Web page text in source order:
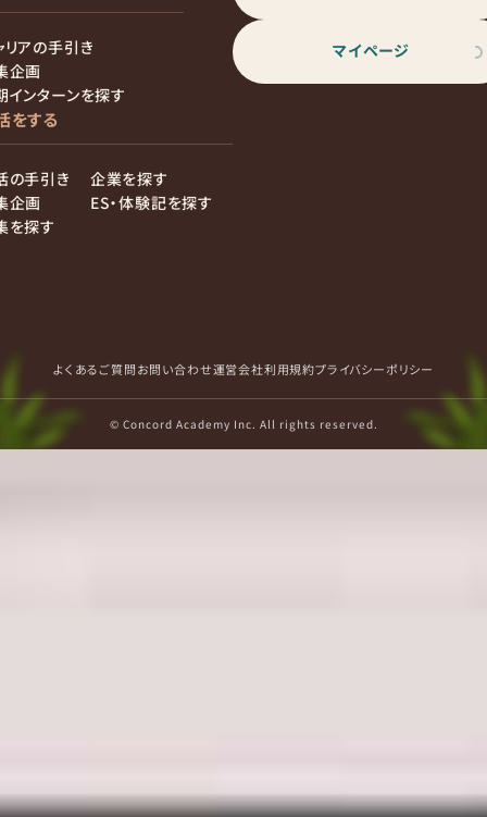
リアの手引き
企画
インターンを探す
をする
の手引き
企画
を探す
企業を探す
ES・体験記を探す
マイページ
よくあるご質問お問い合わせ運営会社利用規約プライバシーポリシー
© Concord Academy Inc. All rights reserved.